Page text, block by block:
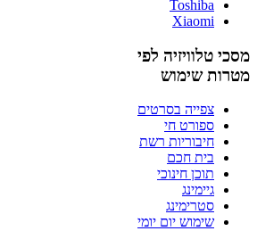
Toshiba
Xiaomi
מסכי טלוויזיה לפי
מטרות שימוש
צפייה בסרטים
ספורט חי
חיבוריות רשת
בית חכם
תוכן חינוכי
גיימינג
סטרימינג
שימוש יום יומי